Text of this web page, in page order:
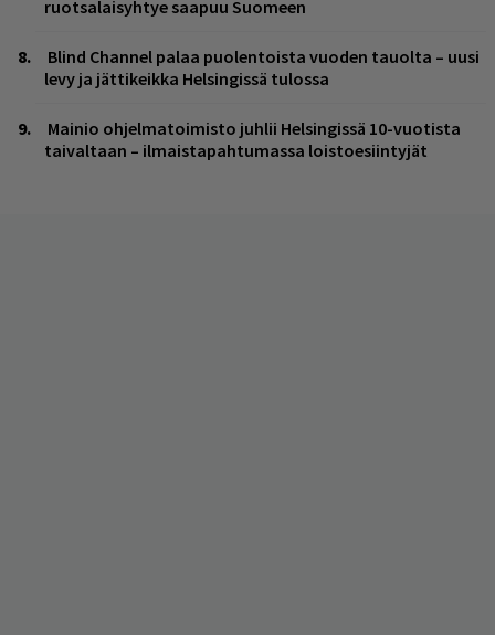
ruotsalaisyhtye saapuu Suomeen
Blind Channel palaa puolentoista vuoden tauolta – uusi
levy ja jättikeikka Helsingissä tulossa
Mainio ohjelmatoimisto juhlii Helsingissä 10-vuotista
taivaltaan – ilmaistapahtumassa loistoesiintyjät